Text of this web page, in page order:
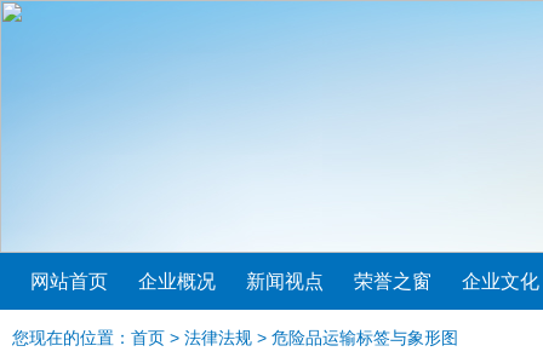
网站首页 企业概况 新闻视点 荣誉之窗 企业文化
您现在的位置： 首页 > 法律法规 > 危险品运输标签与象形图